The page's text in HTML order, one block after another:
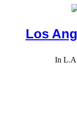
Los
In